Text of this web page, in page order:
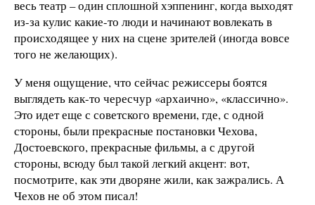
весь театр – один сплошной хэппенинг, когда выходят
из-за кулис какие-то люди и начинают вовлекать в
происходящее у них на сцене зрителей (иногда вовсе
того не желающих).
У меня ощущение, что сейчас режиссеры боятся
выглядеть как-то чересчур «архаично», «классично».
Это идет еще с советского времени, где, с одной
стороны, были прекрасные постановки Чехова,
Достоевского, прекрасные фильмы, а с другой
стороны, всюду был такой легкий акцент: вот,
посмотрите, как эти дворяне жили, как зажрались. А
Чехов не об этом писал!